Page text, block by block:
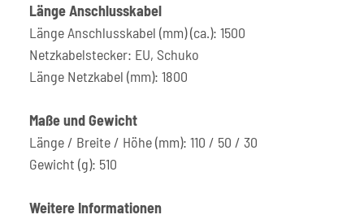
Länge Anschlusskabel
Länge Anschlusskabel (mm) (ca.): 1500
Netzkabelstecker: EU, Schuko
Länge Netzkabel (mm): 1800
Maße und Gewicht
Länge / Breite / Höhe (mm): 110 / 50 / 30
Gewicht (g): 510
Weitere Informationen